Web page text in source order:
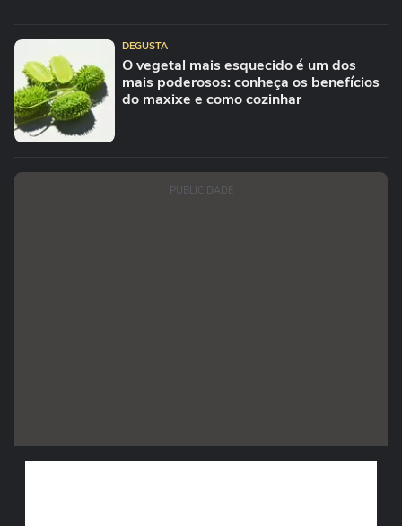
DEGUSTA
O vegetal mais esquecido é um dos
mais poderosos: conheça os benefícios
do maxixe e como cozinhar
PUBLICIDADE